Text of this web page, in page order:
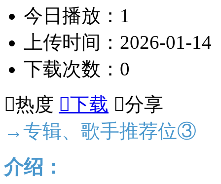
今日播放：1
上传时间：2026-01-14
下载次数：0
热度 下载 分享
→专辑、歌手推荐位③
介绍：